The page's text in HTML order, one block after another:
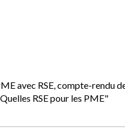
avec RSE, compte-rendu
RSE pour les PME"